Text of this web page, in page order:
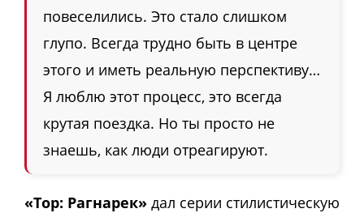
повеселились. Это стало слишком
глупо. Всегда трудно быть в центре
этого и иметь реальную перспективу…
Я люблю этот процесс, это всегда
крутая поездка. Но ты просто не
знаешь, как люди отреагируют.
«Тор: Рагнарек» дал серии стилистическую